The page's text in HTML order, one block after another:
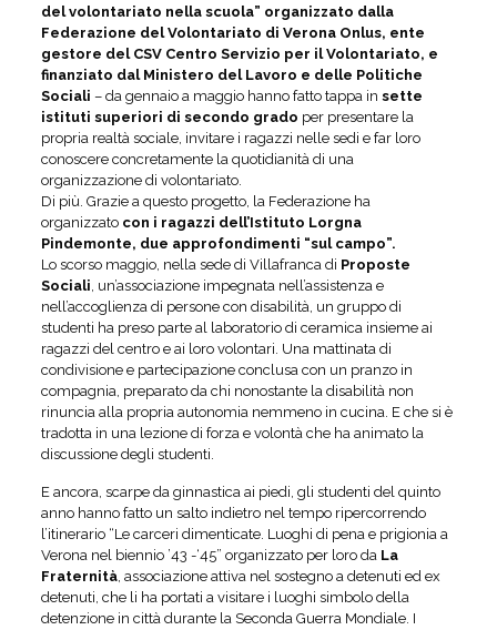
del volontariato nella scuola” organizzato dalla
Federazione del Volontariato di Verona Onlus, ente
gestore del CSV Centro Servizio per il Volontariato, e
finanziato dal Ministero del Lavoro e delle Politiche
Sociali – da gennaio a maggio hanno fatto tappa in sette
istituti superiori di secondo grado per presentare la
propria realtà sociale, invitare i ragazzi nelle sedi e far loro
conoscere concretamente la quotidianità di una
organizzazione di volontariato.
Di più. Grazie a questo progetto, la Federazione ha
organizzato con i ragazzi dell’Istituto Lorgna
Pindemonte, due approfondimenti “sul campo”.
Lo scorso maggio, nella sede di Villafranca di Proposte
Sociali, un’associazione impegnata nell’assistenza e
nell’accoglienza di persone con disabilità, un gruppo di
studenti ha preso parte al laboratorio di ceramica insieme ai
ragazzi del centro e ai loro volontari. Una mattinata di
condivisione e partecipazione conclusa con un pranzo in
compagnia, preparato da chi nonostante la disabilità non
rinuncia alla propria autonomia nemmeno in cucina. E che si è
tradotta in una lezione di forza e volontà che ha animato la
discussione degli studenti.
E ancora, scarpe da ginnastica ai piedi, gli studenti del quinto
anno hanno fatto un salto indietro nel tempo ripercorrendo
l’itinerario “Le carceri dimenticate. Luoghi di pena e prigionia a
Verona nel biennio ’43 -‘45” organizzato per loro da La
Fraternità, associazione attiva nel sostegno a detenuti ed ex
detenuti, che li ha portati a visitare i luoghi simbolo della
detenzione in città durante la Seconda Guerra Mondiale. I